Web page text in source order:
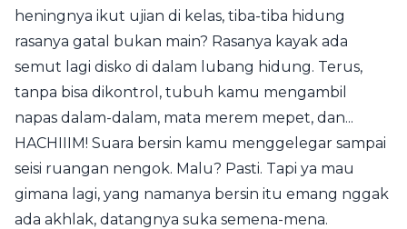
heningnya ikut ujian di kelas, tiba-tiba hidung
rasanya gatal bukan main? Rasanya kayak ada
semut lagi disko di dalam lubang hidung. Terus,
tanpa bisa dikontrol, tubuh kamu mengambil
napas dalam-dalam, mata merem mepet, dan...
HACHIIIM! Suara bersin kamu menggelegar sampai
seisi ruangan nengok. Malu? Pasti. Tapi ya mau
gimana lagi, yang namanya bersin itu emang nggak
ada akhlak, datangnya suka semena-mena.